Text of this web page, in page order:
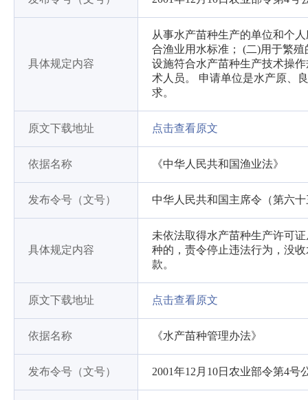
具体规定内容
从事水产苗种生产的单位和个
合渔业用水标准； (二)用于繁
设施符合水产苗种生产技术操
术人员。 申请单位是水产原、
求。
原文下载地址 点击查看原文
依据名称 《中华人民共和国渔业法》
发布令号（文号） 中华人民共和国主席令（第六
具体规定内容
未依法取得水产苗种生产许可
种的，责令停止违法行为，没
款。
原文下载地址 点击查看原文
依据名称 《水产苗种管理办法》
发布令号（文号） 2001年12月10日农业部令第4号